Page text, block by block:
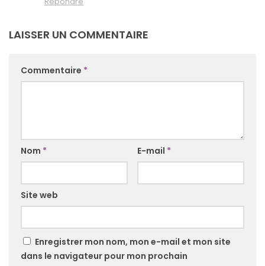
LAISSER UN COMMENTAIRE
Commentaire *
Nom * E-mail *
Site web
Enregistrer mon nom, mon e-mail et mon site
dans le navigateur pour mon prochain